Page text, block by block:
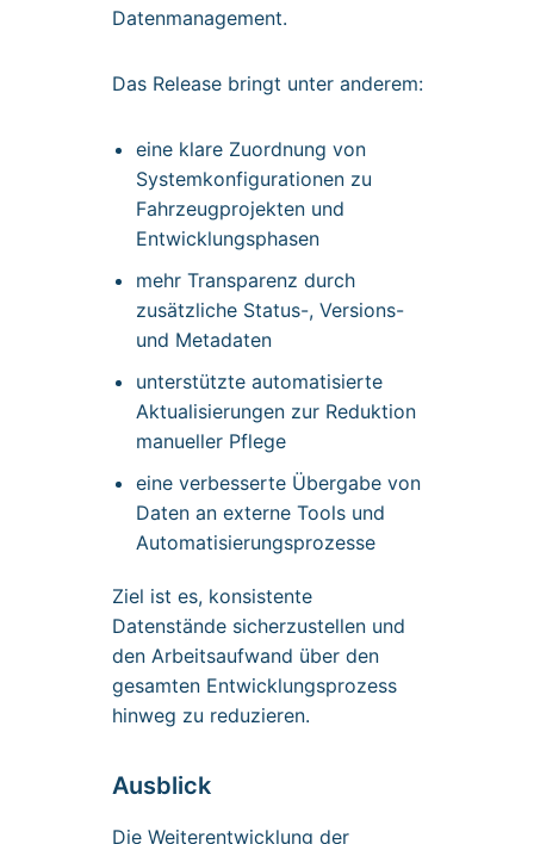
Datenmanagement.
Das Release bringt unter anderem:
eine klare Zuordnung von
Systemkonfigurationen zu
Fahrzeugprojekten und
Entwicklungsphasen
mehr Transparenz durch
zusätzliche Status-, Versions-
und Metadaten
unterstützte automatisierte
Aktualisierungen zur Reduktion
manueller Pflege
eine verbesserte Übergabe von
Daten an externe Tools und
Automatisierungsprozesse
Ziel ist es, konsistente
Datenstände sicherzustellen und
den Arbeitsaufwand über den
gesamten Entwicklungsprozess
hinweg zu reduzieren.
Ausblick
Die Weiterentwicklung der